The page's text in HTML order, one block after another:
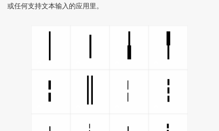
或任何支持文本输入的应用里。
╽
╿
╏
╎
┇